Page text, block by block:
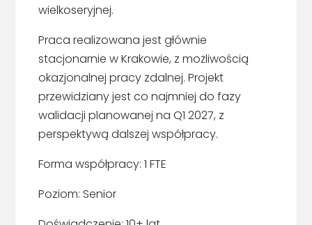
wielkoseryjnej.
Praca realizowana jest głównie
stacjonarnie w Krakowie, z możliwością
okazjonalnej pracy zdalnej. Projekt
przewidziany jest co najmniej do fazy
walidacji planowanej na Q1 2027, z
perspektywą dalszej współpracy.
Forma współpracy: 1 FTE
Poziom: Senior